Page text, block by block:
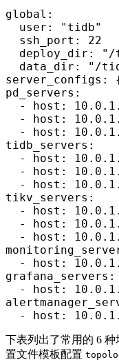
global:
  user:
"tidb"
  ssh_port: 22
  deploy_dir:
"/
  data_dir:
"/
server_configs:
pd_servers:
- host:
- host:
- host:
tidb_servers:
- host:
- host:
- host:
tikv_servers:
- host:
- host:
- host:
- host:
grafana_servers:
- host:
- host:
下表列出了常用的 6
置文件模板配置